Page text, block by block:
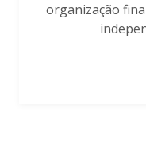
organização